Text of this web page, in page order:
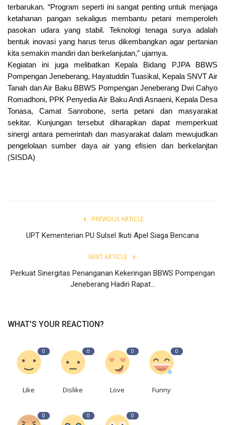
terbarukan. “Program seperti ini sangat penting untuk menjaga
ketahanan pangan sekaligus membantu petani memperoleh
pasokan udara yang stabil. Teknologi tenaga surya adalah
bentuk inovasi yang harus terus dikembangkan agar pertanian
kita semakin mandiri dan berkelanjutan,” ujarnya.
Kegiatan ini juga melibatkan Kepala Bidang PJPA BBWS
Pompengan Jeneberang, Hayatuddin Tuasikal, Kepala SNVT Air
Tanah dan Air Baku BBWS Pompengan Jeneberang Dwi Cahyo
Romadhoni, PPK Penyedia Air Baku Andi Asnaeni, Kepala Desa
Tonasa, Camat Sanrobone, serta petani dan masyarakat
sekitar. Kunjungan tersebut diharapkan dapat memperkuat
sinergi antara pemerintah dan masyarakat dalam mewujudkan
pengelolaan sumber daya air yang efisien dan berkelanjtan
(SISDA)
PREVIOUS ARTICLE
UPT Kementerian PU Sulsel Ikuti Apel Siaga Bencana
NEXT ARTICLE
Perkuat Sinergitas Penanganan Kekeringan BBWS Pompengan
Jeneberang Hadiri Rapat...
WHAT'S YOUR REACTION?
0
Like
0
Dislike
0
Love
0
Funny
0 0 0